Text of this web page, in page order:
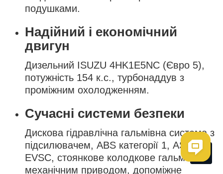
подушками.
Надійний і економічний
двигун
Дизельний ISUZU 4HK1E5NC (Євро 5),
потужність 154 к.с., турбонаддув з
проміжним охолодженням.
Сучасні системи безпеки
Дискова гідравлічна гальмівна система з
підсилювачем, ABS категорії 1, ASR,
EVSC, стоянкове колодкове гальмо з
механічним приводом, допоміжне